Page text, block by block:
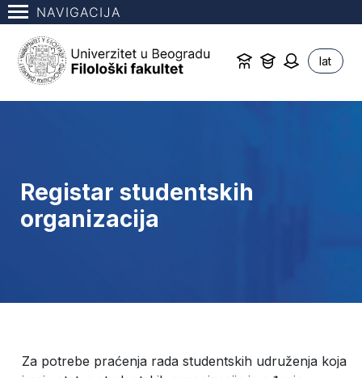
NAVIGACIJA
lat
Registar studentskih
organizacija
Za potrebe praćenja rada studentskih udruženja koja